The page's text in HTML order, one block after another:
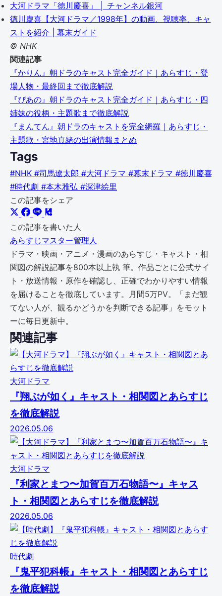
大河ドラマ「徳川慶喜」 │ チャンネル銀河
徳川慶喜【大河ドラマ／1998年】の動画、視聴率、キャ
ストを紹介 | 幕末ガイド
© NHK
関連記事
『かりん』朝ドラのキャスト完全ガイド｜あらすじ・登
場人物・最終回まで徹底解説
『ぴあの』朝ドラのキャスト完全ガイド｜あらすじ・四
姉妹の役柄・主題歌まで徹底解説
『まんてん』朝ドラのキャストを完全網羅｜あらすじ・
主題歌・宮地真緒の出演情報まとめ
Tags
#NHK #司馬遼太郎 #大河ドラマ #幕末ドラマ #徳川慶喜
#時代劇 #本木雅弘 #深津絵里
この記事をシェア
この記事を書いた人
あらすじマスター管理人
ドラマ・映画・アニメ・漫画のあらすじ・キャスト・相
関図の解説記事を800本以上執 筆。作品ごとに公式サイ
ト・放送情報・原作を確認し、正確でわかりやすい情報
を届けることを徹底しています。月間5万PV。「まだ観
てない人が、観るかどうかを判断できる記事」をモット
ーに毎日更新中。
関連記事
大河ドラマ
『翔ぶが如く』キャスト・相関図とあらすじ
を徹底解説
2026.05.06
大河ドラマ
『利家とまつ〜加賀百万石物語〜』キャス
ト・相関図とあらすじを徹底解説
2026.05.06
時代劇
『鬼平犯科帳』キャスト・相関図とあらすじ
を徹底解説